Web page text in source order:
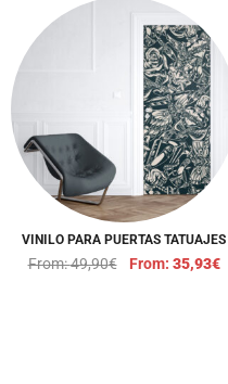
VINILO PARA PUERTAS TATUAJES
From:49,90€ From: 35,93€